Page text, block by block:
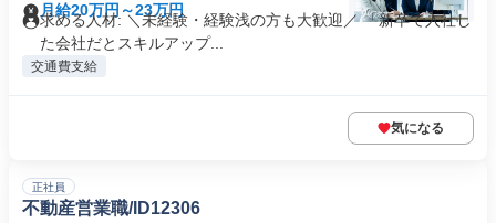
月給20万円～23万円
求める人材: ＼未経験・経験浅の方も大歓迎／ 「新卒で入社し
た会社だとスキルアップ...
交通費支給
気になる
正社員
不動産営業職/ID12306